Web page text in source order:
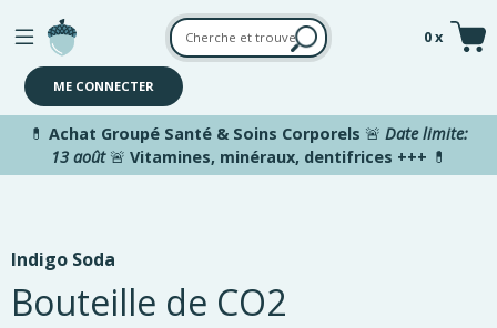
Aller au contenu principal
0 x
ME CONNECTER
💊 Achat Groupé Santé & Soins Corporels 🚨 Date limite:
13 août🚨 Vitamines, minéraux, dentifrices +++ 💊
Indigo Soda
Bouteille de CO2